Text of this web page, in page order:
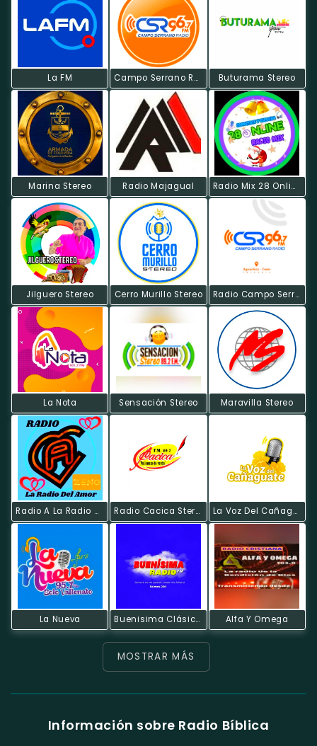
La FM Campo Serrano Radio Buturama Stereo
Marina Stereo Radio Majagual Radio Mix 28 Online
Jilguero Stereo Cerro Murillo Stereo Radio Campo Serrano
La Nota Sensación Stereo Maravilla Stereo
Radio A La Radio Del Amor Radio Cacica Stereo La Voz Del Cañaguate
La Nueva Buenisima Clásicos Alfa Y Omega
MOSTRAR MÁS
Información sobre Radio Bíblica